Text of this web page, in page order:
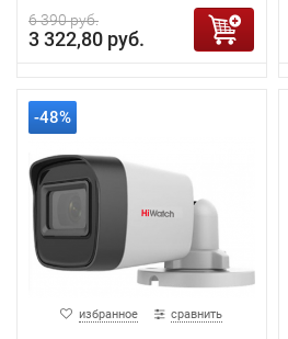
6 390 руб.
3 322,80 руб.
-48%
избранное сравнить